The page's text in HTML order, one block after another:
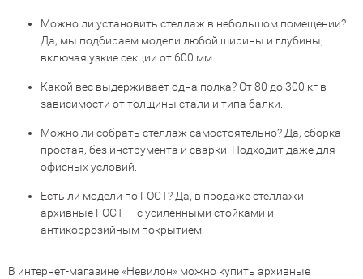
Можно ли установить стеллаж в небольшом помещении?
Да, мы подбираем модели любой ширины и глубины,
включая узкие секции от 600 мм.
Какой вес выдерживает одна полка? От 80 до 300 кг в
зависимости от толщины стали и типа балки.
Можно ли собрать стеллаж самостоятельно? Да, сборка
простая, без инструмента и сварки. Подходит даже для
офисных условий.
Есть ли модели по ГОСТ? Да, в продаже стеллажи
архивные ГОСТ — с усиленными стойками и
антикоррозийным покрытием.
В интернет-магазине «Невилон» можно купить архивные